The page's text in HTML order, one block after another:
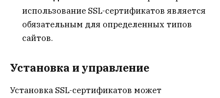
использование SSL-сертификатов является
обязательным для определенных типов
сайтов.
Установка и управление
Установка SSL-сертификатов может